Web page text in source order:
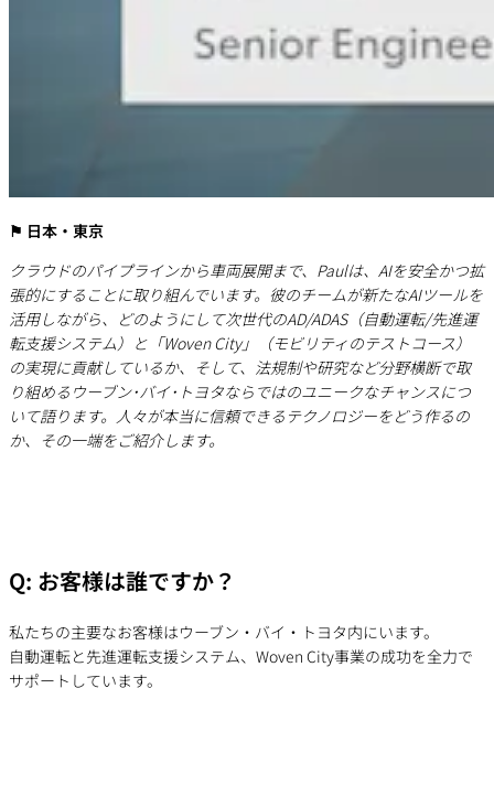
⚑ 日本・東京
クラウドのパイプラインから車両展開まで、Paulは、AIを安全かつ拡
張的にすることに取り組んでいます。彼のチームが新たなAIツールを
活用しながら、どのようにして次世代のAD/ADAS（自動運転/先進運
転支援システム）と「Woven City」（モビリティのテストコース）
の実現に貢献しているか、そして、法規制や研究など分野横断で取
り組めるウーブン･バイ･トヨタならではのユニークなチャンスにつ
いて語ります。人々が本当に信頼できるテクノロジーをどう作るの
か、その一端をご紹介します。
Q: お客様は誰ですか？
私たちの主要なお客様はウーブン・バイ・トヨタ内にいます。
自動運転と先進運転支援システム、Woven City事業の成功を全力で
サポートしています。